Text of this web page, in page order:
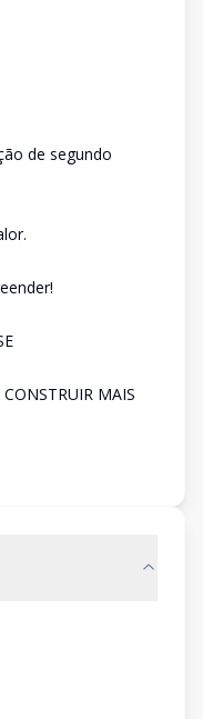
de segundo
MAIS